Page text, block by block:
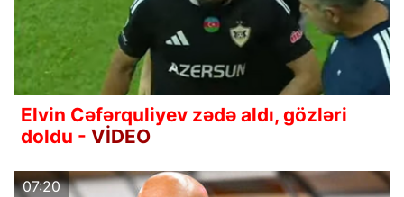
Elvin Cəfərquliyev zədə aldı, gözləri
doldu - VİDEO
07:20